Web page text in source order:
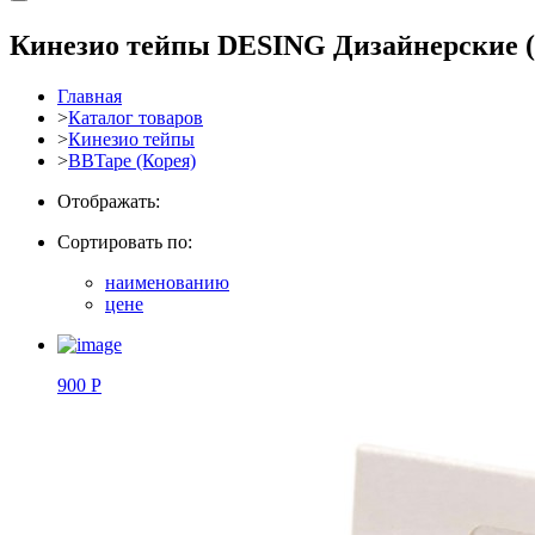
Кинезио тейпы DESING Дизайнерские
Главная
>Каталог товаров
>Кинезио тейпы
>BBTape (Корея)
Отображать:
Сортировать по:
наименованию
цене
900 Р